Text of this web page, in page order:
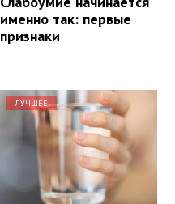
именно так: первые
признаки
ЛУЧШЕЕ